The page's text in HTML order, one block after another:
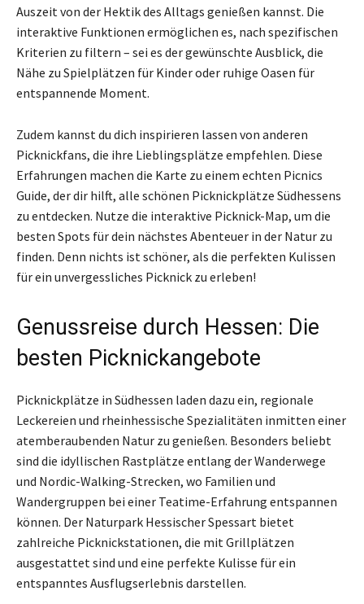
Auszeit von der Hektik des Alltags genießen kannst. Die
interaktive Funktionen ermöglichen es, nach spezifischen
Kriterien zu filtern – sei es der gewünschte Ausblick, die
Nähe zu Spielplätzen für Kinder oder ruhige Oasen für
entspannende Moment.
Zudem kannst du dich inspirieren lassen von anderen
Picknickfans, die ihre Lieblingsplätze empfehlen. Diese
Erfahrungen machen die Karte zu einem echten Picnics
Guide, der dir hilft, alle schönen Picknickplätze Südhessens
zu entdecken. Nutze die interaktive Picknick-Map, um die
besten Spots für dein nächstes Abenteuer in der Natur zu
finden. Denn nichts ist schöner, als die perfekten Kulissen
für ein unvergessliches Picknick zu erleben!
Genussreise durch Hessen: Die
besten Picknickangebote
Picknickplätze in Südhessen laden dazu ein, regionale
Leckereien und rheinhessische Spezialitäten inmitten einer
atemberaubenden Natur zu genießen. Besonders beliebt
sind die idyllischen Rastplätze entlang der Wanderwege
und Nordic-Walking-Strecken, wo Familien und
Wandergruppen bei einer Teatime-Erfahrung entspannen
können. Der Naturpark Hessischer Spessart bietet
zahlreiche Picknickstationen, die mit Grillplätzen
ausgestattet sind und eine perfekte Kulisse für ein
entspanntes Ausflugserlebnis darstellen.